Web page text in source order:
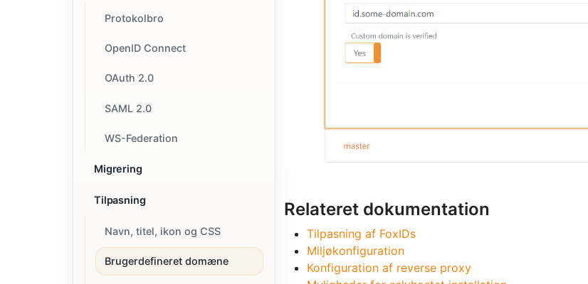
Protokolbro
OpenID Connect
OAuth 2.0
SAML 2.0
WS-Federation
Migrering
Tilpasning
Navn, titel, ikon og CSS
Brugerdefineret domæne
Relateret dokumentation
Tilpasning af FoxIDs
Miljøkonfiguration
Konfiguration af reverse proxy